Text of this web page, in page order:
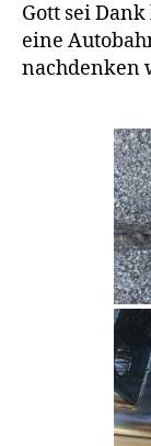
Gott sei
eine
nachdenken